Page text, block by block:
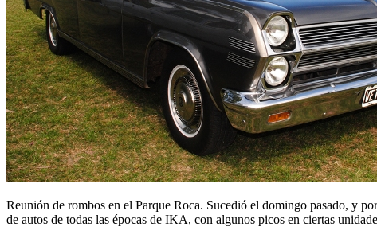
Reunión de rombos en el Parque Roca. Sucedió el domingo pasado, y
de autos de todas las épocas de IKA, con algunos picos en ciertas